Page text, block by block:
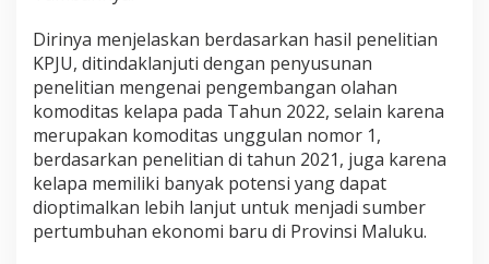
Dirinya menjelaskan berdasarkan hasil penelitian
KPJU, ditindaklanjuti dengan penyusunan
penelitian mengenai pengembangan olahan
komoditas kelapa pada Tahun 2022, selain karena
merupakan komoditas unggulan nomor 1,
berdasarkan penelitian di tahun 2021, juga karena
kelapa memiliki banyak potensi yang dapat
dioptimalkan lebih lanjut untuk menjadi sumber
pertumbuhan ekonomi baru di Provinsi Maluku.